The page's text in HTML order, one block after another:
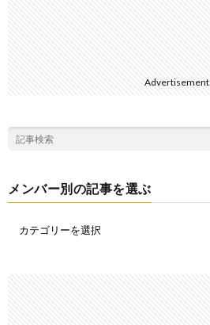
Advertisement
メンバー別の記事を選ぶ